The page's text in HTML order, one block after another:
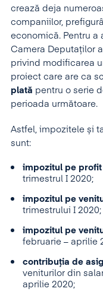
crează deja
companiilor,
economică. Pentru a
Camera Deputaţilor
privind modificarea
proiect care are ca
plată pentru o serie
perioada următoare.
Astfel, impozitele și
sunt:
impozitul pe profit
trimestrul I 2020;
impozitul pe
trimestrului I 2020;
impozitul pe
februarie – aprilie
contribuţia de
veniturilor din
aprilie 2020;